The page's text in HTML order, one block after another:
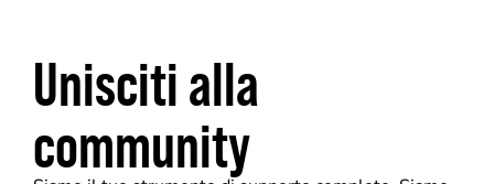
Unisciti alla
community